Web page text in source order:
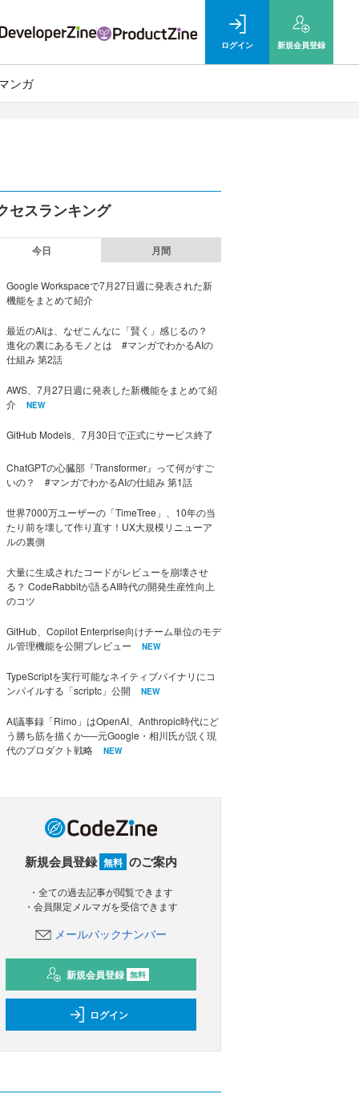
ログイン 新規会員登録
ンガ
セスランキング
今日 月間
Google Workspaceで7月27日週に発表された新
機能をまとめて紹介
最近のAIは、なぜこんなに「賢く」感じるの？
進化の裏にあるモノとは #マンガでわかるAIの
仕組み 第2話
AWS、7月27日週に発表した新機能をまとめて紹
介
NEW
GitHub Models、7月30日で正式にサービス終了
ChatGPTの心臓部『Transformer』って何がすご
いの？ #マンガでわかるAIの仕組み 第1話
世界7000万ユーザーの「TimeTree」、10年の当
たり前を壊して作り直す！UX大規模リニューア
ルの裏側
大量に生成されたコードがレビューを崩壊させ
る？ CodeRabbitが語るAI時代の開発生産性向上
のコツ
GitHub、Copilot Enterprise向けチーム単位のモデ
ル管理機能を公開プレビュー
NEW
TypeScriptを実行可能なネイティブバイナリにコ
ンパイルする「scriptc」公開
NEW
AI議事録「Rimo」はOpenAI、Anthropic時代にど
う勝ち筋を描くか──元Google・相川氏が説く現
代のプロダクト戦略
NEW
新規会員登録 無料 のご案内
・全ての過去記事が閲覧できます
・会員限定メルマガを受信できます
メールバックナンバー
新規会員登録 無料
ログイン